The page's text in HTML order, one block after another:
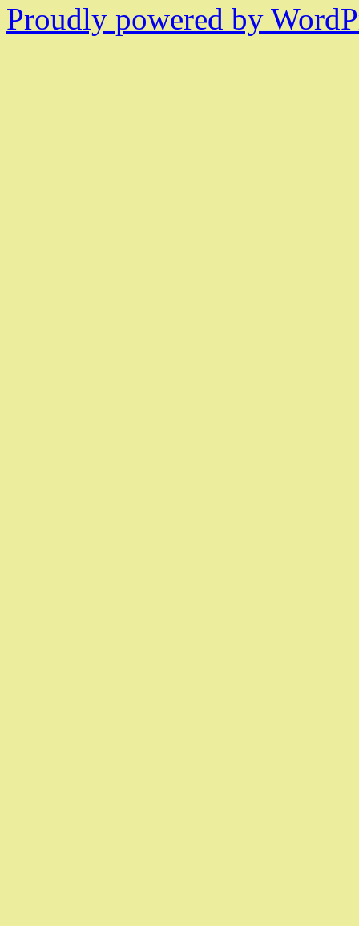
Proudly powered by